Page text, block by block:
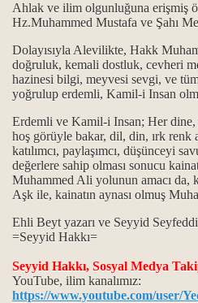
Ahlak ve ilim olgunluğuna erişmiş
Hz.Muhammed Mustafa ve Şahı
Dolayısıyla Alevilikte, Hakk
doğruluk, kemali dostluk, cevheri
hazinesi bilgi, meyvesi sevgi, ve
yoğrulup erdemli, Kamil-i Insan
Erdemli ve Kamil-i Insan; Her dine,
hoş görüyle bakar, dil, din, ırk renk
katılımcı, paylaşımcı, düşünceyi
değerlere sahip olması sonucu
Muhammed Ali yolunun amacı da,
Aşk ile, kainatın aynası olmuş
Ehli Beyt yazarı ve Seyyid
=Seyyid Hakkı=
Seyyid Hakkı, Sosyal Medya
YouTube, ilim kanalımız:
https://www.youtube.com/user/
muhabbeti…